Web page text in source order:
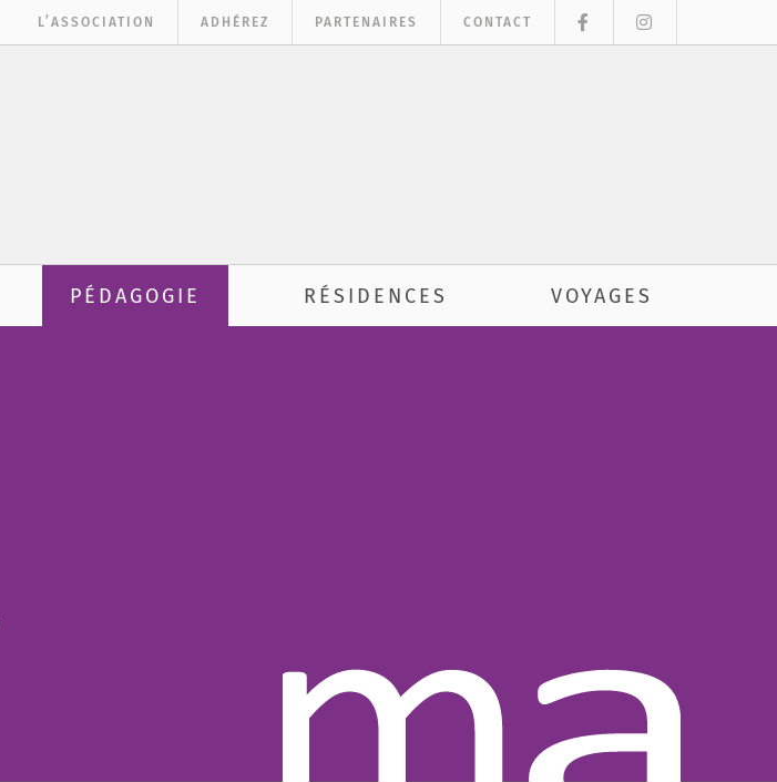
L’ASSOCIATION ADHÉREZ PARTENAIRES CONTACT
PÉDAGOGIE RÉSIDENCES VOYAGES